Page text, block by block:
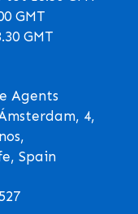
GMT
GMT
Agents
4,
Spain